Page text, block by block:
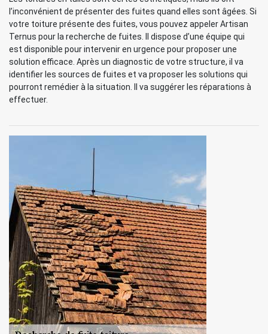
l’inconvénient de présenter des fuites quand elles sont âgées. Si
votre toiture présente des fuites, vous pouvez appeler Artisan
Ternus pour la recherche de fuites. Il dispose d’une équipe qui
est disponible pour intervenir en urgence pour proposer une
solution efficace. Après un diagnostic de votre structure, il va
identifier les sources de fuites et va proposer les solutions qui
pourront remédier à la situation. Il va suggérer les réparations à
effectuer.